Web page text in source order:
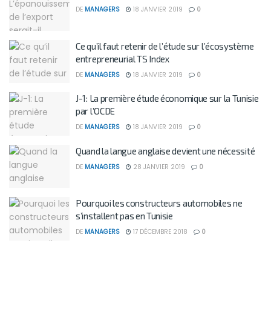
DE MANAGERS 18 JANVIER 2019 0
Ce qu’il faut retenir de l’étude sur l’écosystème
entrepreneurial TS Index
DE MANAGERS 18 JANVIER 2019 0
J-1: La première étude économique sur la Tunisie
par l’OCDE
DE MANAGERS 18 JANVIER 2019 0
Quand la langue anglaise devient une nécessité
DE MANAGERS 28 JANVIER 2019 0
Pourquoi les constructeurs automobiles ne
s’installent pas en Tunisie
DE MANAGERS 17 DÉCEMBRE 2018 0